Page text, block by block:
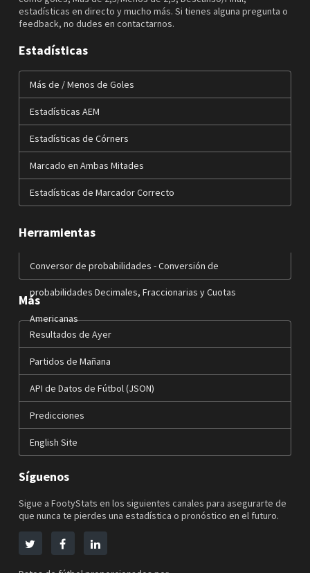
estadísticas en directo y mucho más. Si tienes alguna pregunta o
feedback, no dudes en contactarnos.
Estadísticas
Más de / Menos de Goles
Estadísticas AEM
Estadísticas de Córners
Marcado en Ambas Mitades
Estadísticas de Marcador Correcto
Herramientas
Conversor de probabilidades - Conversión de
probabilidades Decimales, Fraccionarias y Cuotas
Americanas
Más
Resultados de Ayer
Partidos de Mañana
API de Datos de Fútbol (JSON)
Predicciones
English Site
Síguenos
Sigue a FootyStats en los siguientes canales para asegurarte de
que nunca te pierdes una estadística o pronóstico en el futuro.